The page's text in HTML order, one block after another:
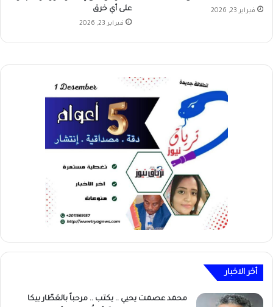
فبراير 23, 2026
على أي خرق
فبراير 23, 2026
أخر الاخبار
محمد عصمت يحيي .. يكتب .. مرحباً بالعَطّار بيكا